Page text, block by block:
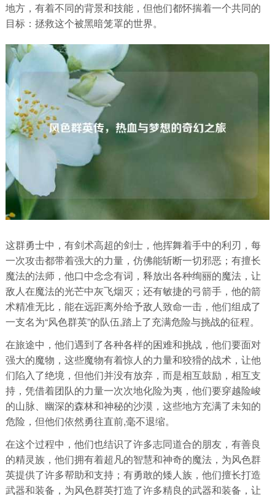
地方，有着不同的背景和技能，但他们都怀揣着一个共同的
目标：拯救这个被黑暗笼罩的世界。
这群勇士中，有剑术高超的剑士，他挥舞着手中的利刃，每
一次攻击都带着强大的力量，仿佛能斩断一切邪恶；有擅长
魔法的法师，他口中念念有词，释放出各种绚丽的魔法，让
敌人在魔法的光芒中灰飞烟灭；还有敏捷的弓箭手，他的箭
术精准无比，能在远距离外给予敌人致命一击，他们组成了
一支名为“风色群英”的队伍,踏上了充满危险与挑战的征程。
在旅途中，他们遇到了各种各样的困难和挑战，他们要面对
强大的魔物，这些魔物有着惊人的力量和狡猾的战术，让他
们陷入了绝境，但他们并没有放弃，而是相互鼓励，相互支
持，凭借着团队的力量一次次地化险为夷，他们要穿越险峻
的山脉、幽深的森林和神秘的沙漠，这些地方充满了未知的
危险，但他们依然勇往直前,毫不退缩。
在这个过程中，他们也结识了许多志同道合的朋友，有善良
的精灵族，他们拥有着超凡的智慧和神奇的魔法，为风色群
英提供了许多帮助和支持；有勇敢的矮人族，他们擅长打造
武器和装备，为风色群英打造了许多精良的武器和装备，让